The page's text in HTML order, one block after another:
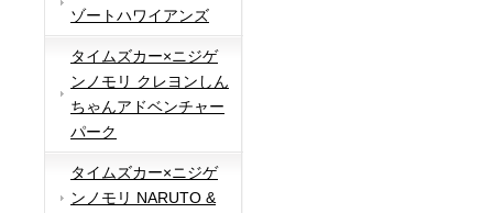
ゾートハワイアンズ
タイムズカー×ニジゲ
ンノモリ クレヨンしん
ちゃんアドベンチャー
パーク
タイムズカー×ニジゲ
ンノモリ NARUTO &